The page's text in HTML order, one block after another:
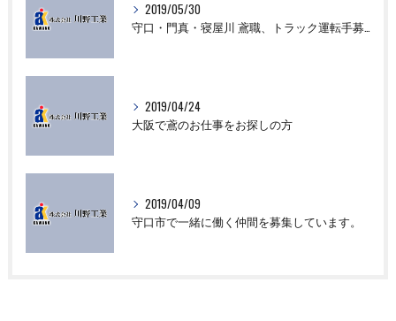
2019/05/30
守口・門真・寝屋川 鳶職、トラック運転手募集中☆
2019/04/24
大阪で鳶のお仕事をお探しの方
2019/04/09
守口市で一緒に働く仲間を募集しています。